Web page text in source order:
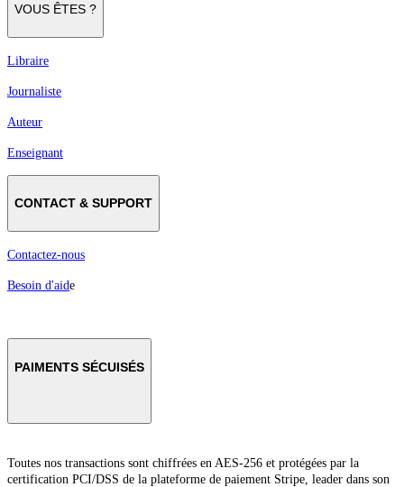
VOUS ÊTES ?
Libraire
Journaliste
Auteur
Enseignant
CONTACT & SUPPORT
Contactez-nous
Besoin d'aide
PAIMENTS SÉCUISÉS
Toutes nos transactions sont chiffrées en AES-256 et protégées par la
certification PCI/DSS de la plateforme de paiement Stripe, leader dans son